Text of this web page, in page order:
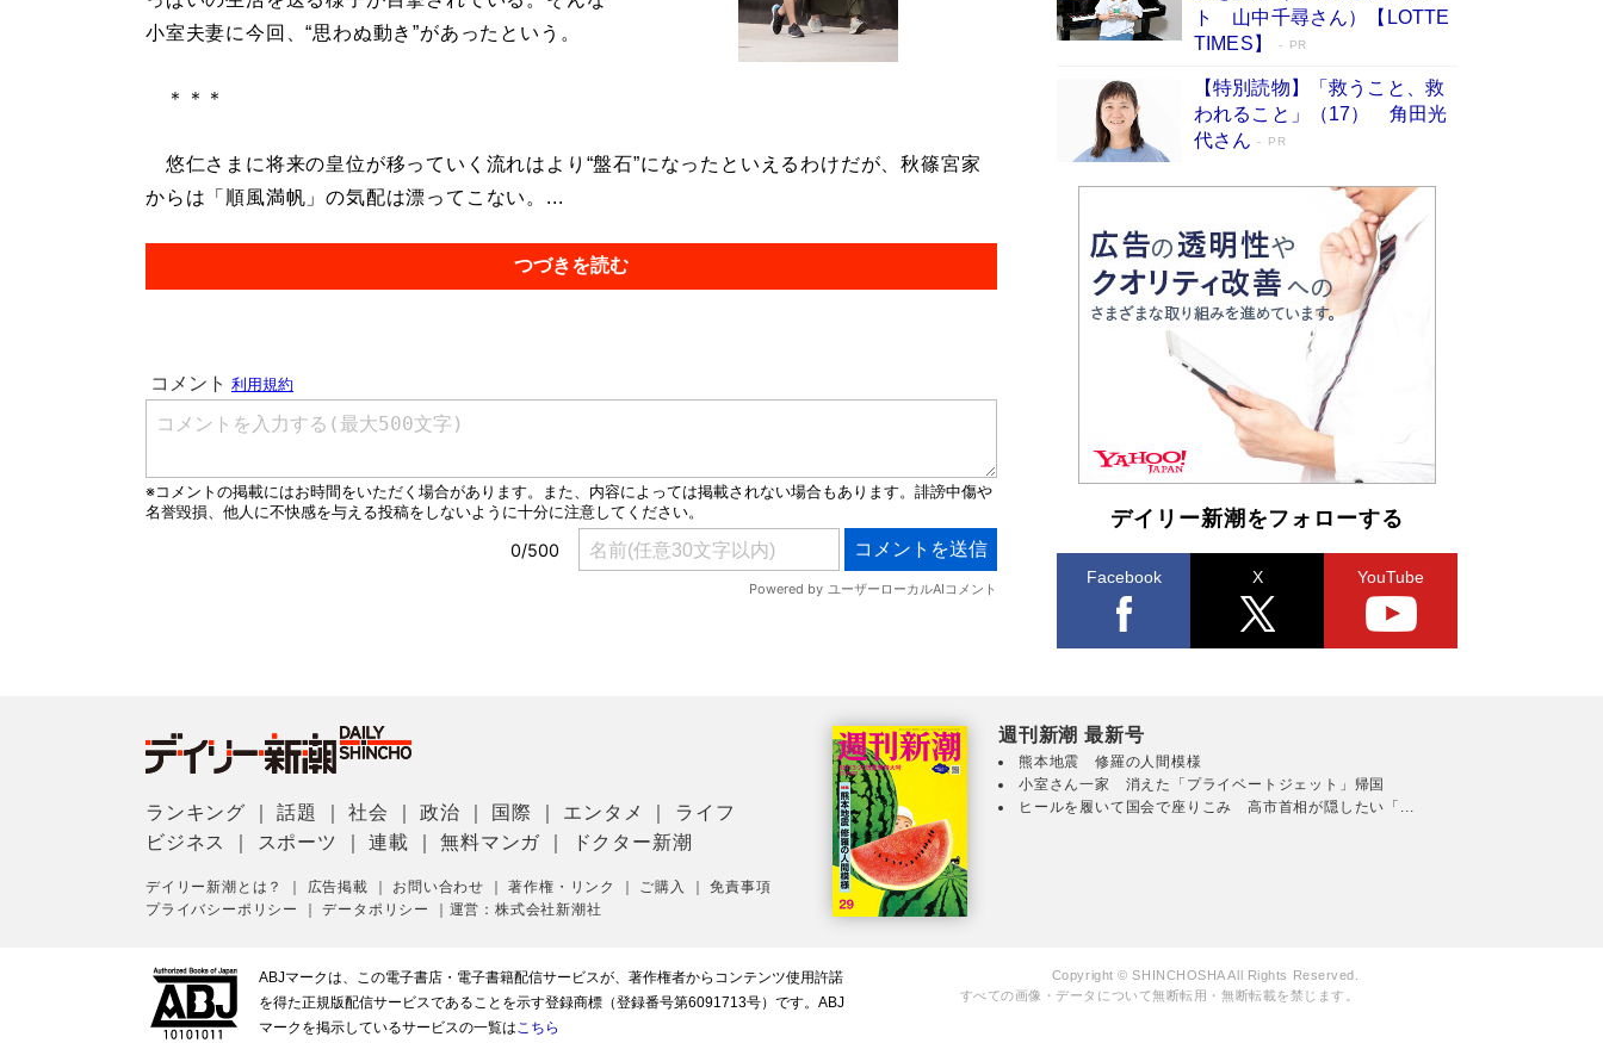
小室夫妻に今回、“思わぬ動き”があったという。
＊＊＊
悠仁さまに将来の皇位が移っていく流れはより“盤石”になったといえるわけだが、秋篠宮家
からは「順風満帆」の気配は漂ってこない。...
つづきを読む
美輪明宏 晩年の回答を集めた『ほほえんで生き
るための人生相談』がランクイン［エンターテイ
メントベストセラー］
Book Bang
「『火垂るの墓』は、大嘘である」原作者が抱き
続けた“自責の念”とは…「自己憐憫は描きたくな
い」監督が徹底的にこだわったこと（後編） #
戦争の記憶
Book Bang
「叱って伸びるやつは、褒めたらもっと伸びる」
俳優・高嶋政伸が家族に教わった“人を育てるコ
ツ”…芸への考え方を明かす
Book Bang
東野圭吾、伊坂幸太郎の人気シリーズ最新作どち
らも文庫化 映画化された直木賞受賞作もランク
イン［文庫ベストセラー］
Book Bang
ト 山中千尋さん）【LOTTE
TIMES】
PR
【特別読物】「救うこと、救
われること」（17） 角田光
代さん
PR
デイリー新潮をフォローする
Facebook X YouTube
ランキング ｜話題 ｜社会 ｜政治 国際 エンタメ
ライフ
ビジネス
スポーツ ｜連載 ｜無料マンガ ドクター新潮
デイリー新潮とは？ 広告掲載 お問い合わせ ｜著作権・リンク ご購入 ｜免責事項
プライバシーポリシー
｜データポリシー 運営：株式会社新潮社
週刊新潮 最新号
熊本地震 修羅の人間模様
小室さん一家 消えた「プライベートジェット」帰国
ヒールを履いて国会で座りこみ 高市首相が隠したい「...
ABJマークは、この電子書店・電子書籍配信サービスが、著作権者からコンテンツ使用許諾
を得た正規版配信サービスであることを示す登録商標（登録番号第6091713号）です。ABJ
マークを掲示しているサービスの一覧はこちら
Copyright © SHINCHOSHA All Rights Reserved.
すべての画像・データについて無断転用・無断転載を禁じます。